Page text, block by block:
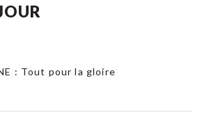
: Tout pour la gloire